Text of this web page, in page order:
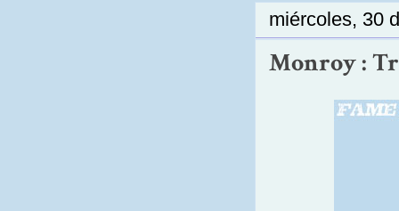
miércoles, 30
Monroy :